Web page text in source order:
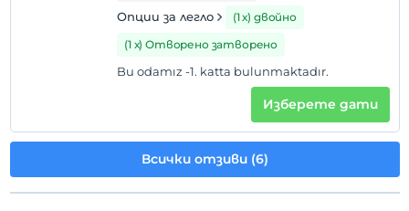
Опции за легло
(1 х) двойно
(1 х) Отворено затворено
Bu odamız -1. katta bulunmaktadır.
Изберете дати
Всички отзиви (6)